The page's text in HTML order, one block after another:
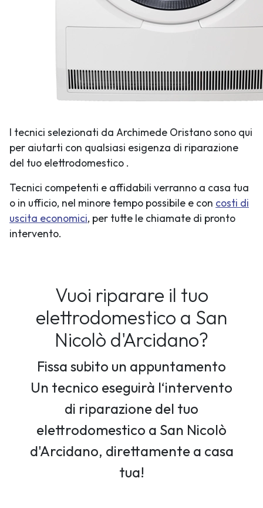
I tecnici selezionati da Archimede Oristano sono qui
per aiutarti con qualsiasi esigenza di riparazione
del tuo elettrodomestico .
Tecnici competenti e affidabili verranno a casa tua
o in ufficio, nel minore tempo possibile e con costi di
uscita economici, per tutte le chiamate di pronto
intervento.
Vuoi riparare il tuo
elettrodomestico a San
Nicolò d'Arcidano?
Fissa subito un appuntamento
Un tecnico eseguirà l‘intervento
di riparazione del tuo
elettrodomestico a San Nicolò
d'Arcidano, direttamente a casa
tua!